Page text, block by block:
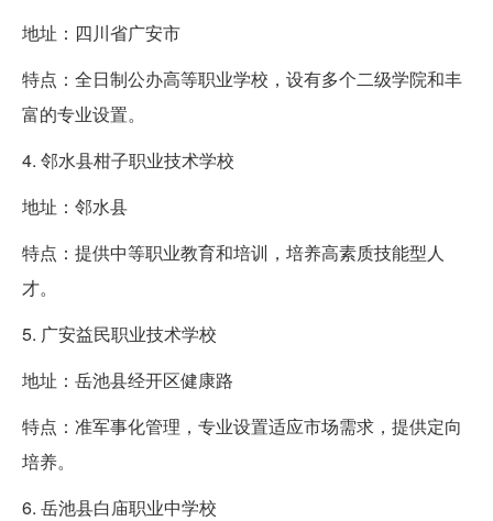
地址：四川省广安市
特点：全日制公办高等职业学校，设有多个二级学院和丰
富的专业设置。
4. 邻水县柑子职业技术学校
地址：邻水县
特点：提供中等职业教育和培训，培养高素质技能型人
才。
5. 广安益民职业技术学校
地址：岳池县经开区健康路
特点：准军事化管理，专业设置适应市场需求，提供定向
培养。
6. 岳池县白庙职业中学校